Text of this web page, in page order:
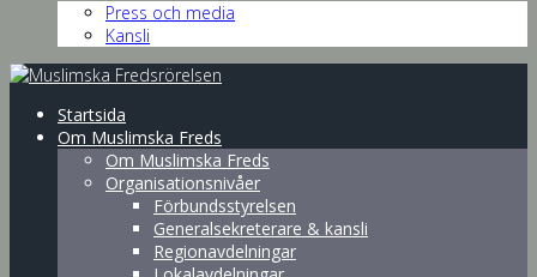
Press och media
Kansli
Startsida
Om Muslimska Freds
Om Muslimska Freds
Organisationsnivåer
Förbundsstyrelsen
Generalsekreterare & kansli
Regionavdelningar